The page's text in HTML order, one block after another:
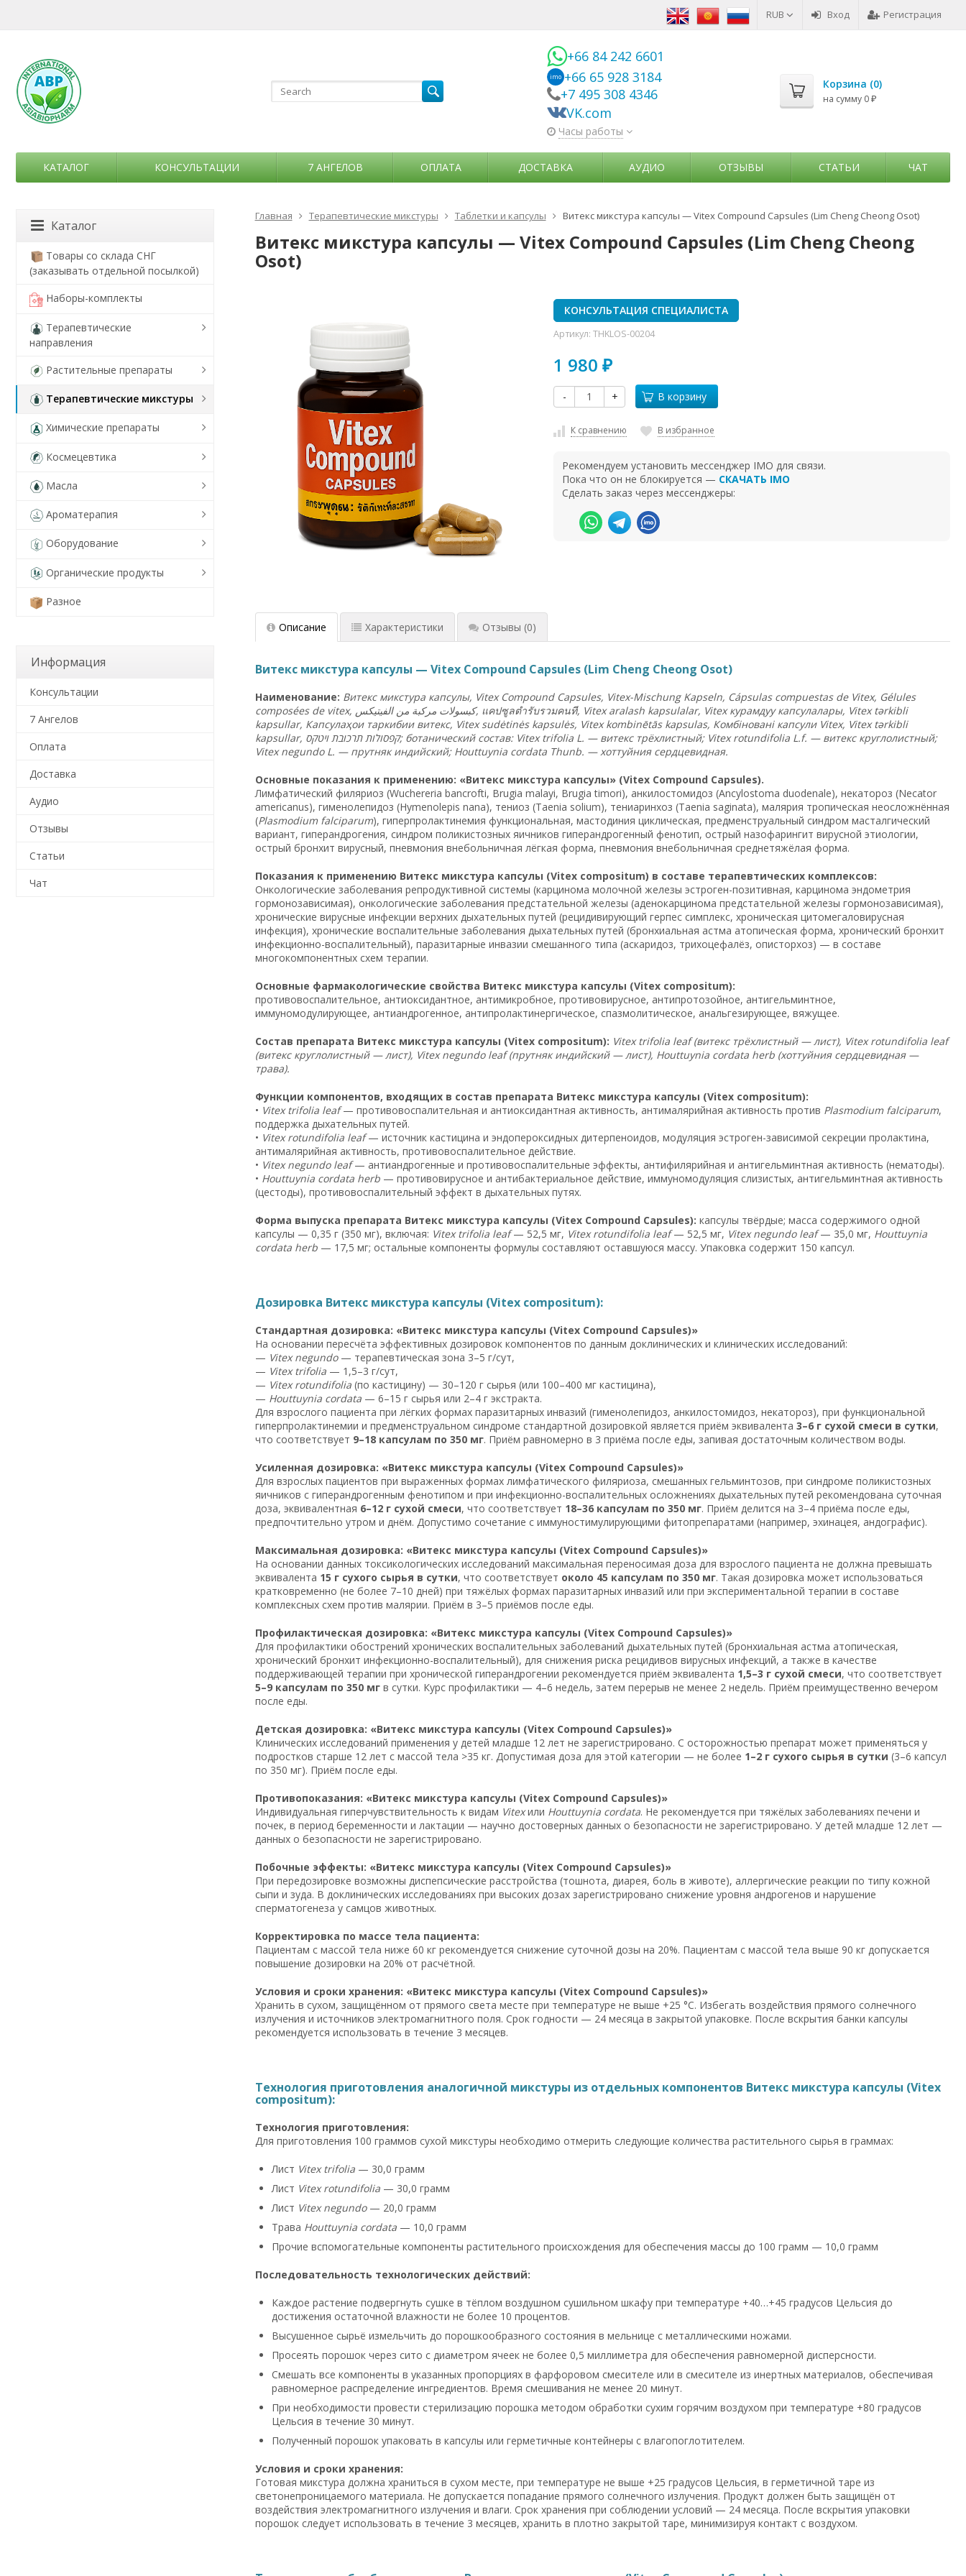
RUB Вход Регистрация
+66 84 242 6601
imo +66 65 928 3184
+7 495 308 4346
VK.com
Часы работы
Корзина (0)
на сумму 0 ₽
КАТАЛОГ КОНСУЛЬТАЦИИ 7 АНГЕЛОВ ОПЛАТА ДОСТАВКА АУДИО ОТЗЫВЫ СТАТЬИ ЧАТ
Главная Терапевтические микстуры Таблетки и капсулы Витекс микстура капсулы — Vitex Compound Capsules (Lim Cheng Cheong Osot)
Витекс микстура капсулы — Vitex Compound Capsules (Lim Cheng Cheong
Osot)
КОНСУЛЬТАЦИЯ СПЕЦИАЛИСТА
Артикул:THKLOS-00204
1 980₽
- + В корзину
К сравнению В избранное
Рекомендуем установить мессенджер IMO для связи.
Пока что он не блокируется — СКАЧАТЬ IMO
Сделать заказ через мессенджеры:
Описание Характеристики Отзывы (0)
Витекс микстура капсулы — Vitex Compound Capsules (Lim Cheng Cheong Osot)
Наименование: Витекс микстура капсулы, Vitex Compound Capsules, Vitex-Mischung Kapseln, Cápsulas compuestas de Vitex, Gélules
composées de vitex,
كبسولات مركبة من الفيتيكس , แคปซูลตำรับรวมคนที, Vitex aralash kapsulalar, Vitex курамдуу капсулалары, Vitex tərkibli
kapsullar, Капсулаҳои таркибии витекс, Vitex sudėtinės kapsulės, Vitex kombinētās kapsulas, Комбіновані капсули Vitex, Vitex tərkibli
kapsullar,
קפסולות תרכובת ויטקס
; ботанический состав: Vitex trifolia L. — витекс трёхлистный; Vitex rotundifolia L.f. — витекс круглолистный;
Vitex negundo L. — прутняк индийский; Houttuynia cordata Thunb. — хоттуйния сердцевидная.
Основные показания к применению: «Витекс микстура капсулы» (Vitex Compound Capsules).
Лимфатический филяриоз (Wuchereria bancrofti, Brugia malayi, Brugia timori), анкилостомидоз (Ancylostoma duodenale), некатороз (Necator
americanus), гименолепидоз (Hymenolepis nana), тениоз (Taenia solium), тениаринхоз (Taenia saginata), малярия тропическая неосложнённая
(Plasmodium falciparum), гиперпролактинемия функциональная, мастодиния циклическая, предменструальный синдром масталгический
вариант, гиперандрогения, синдром поликистозных яичников гиперандрогенный фенотип, острый назофарингит вирусной этиологии,
острый бронхит вирусный, пневмония внебольничная лёгкая форма, пневмония внебольничная среднетяжёлая форма.
Показания к применению Витекс микстура капсулы (Vitex compositum) в составе терапевтических комплексов:
Онкологические заболевания репродуктивной системы (карцинома молочной железы эстроген-позитивная, карцинома эндометрия
гормонозависимая), онкологические заболевания предстательной железы (аденокарцинома предстательной железы гормонозависимая),
хронические вирусные инфекции верхних дыхательных путей (рецидивирующий герпес симплекс, хроническая цитомегаловирусная
инфекция), хронические воспалительные заболевания дыхательных путей (бронхиальная астма атопическая форма, хронический бронхит
инфекционно-воспалительный), паразитарные инвазии смешанного типа (аскаридоз, трихоцефалёз, описторхоз) — в составе
многокомпонентных схем терапии.
Основные фармакологические свойства Витекс микстура капсулы (Vitex compositum):
противовоспалительное, антиоксидантное, антимикробное, противовирусное, антипротозойное, антигельминтное,
иммуномодулирующее, антиандрогенное, антипролактинергическое, спазмолитическое, анальгезирующее, вяжущее.
Состав препарата Витекс микстура капсулы (Vitex compositum): Vitex trifolia leaf (витекс трёхлистный — лист), Vitex rotundifolia leaf
(витекс круглолистный — лист), Vitex negundo leaf (прутняк индийский — лист), Houttuynia cordata herb (хоттуйния сердцевидная —
трава).
Функции компонентов, входящих в состав препарата Витекс микстура капсулы (Vitex compositum):
• Vitex trifolia leaf— противовоспалительная и антиоксидантная активность, антималярийная активность против Plasmodium falciparum,
поддержка дыхательных путей.
• Vitex rotundifolia leaf— источник кастицина и эндопероксидных дитерпеноидов, модуляция эстроген-зависимой секреции пролактина,
антималярийная активность, противовоспалительное действие.
• Vitex negundo leaf— антиандрогенные и противовоспалительные эффекты, антифилярийная и антигельминтная активность (нематоды).
• Houttuynia cordata herb— противовирусное и антибактериальное действие, иммуномодуляция слизистых, антигельминтная активность
(цестоды), противовоспалительный эффект в дыхательных путях.
Форма выпуска препарата Витекс микстура капсулы (Vitex Compound Capsules): капсулы твёрдые; масса содержимого одной
капсулы — 0,35 г (350 мг), включая: Vitex trifolia leaf— 52,5 мг, Vitex rotundifolia leaf— 52,5 мг, Vitex negundo leaf— 35,0 мг, Houttuynia
cordata herb— 17,5 мг; остальные компоненты формулы составляют оставшуюся массу. Упаковка содержит 150 капсул.
Дозировка Витекс микстура капсулы (Vitex compositum):
Стандартная дозировка: «Витекс микстура капсулы (Vitex Compound Capsules)»
На основании пересчёта эффективных дозировок компонентов по данным доклинических и клинических исследований:
— Vitex negundo— терапевтическая зона 3–5 г/сут,
— Vitex trifolia— 1,5–3 г/сут,
— Vitex rotundifolia(по кастицину) — 30–120 г сырья (или 100–400 мг кастицина),
— Houttuynia cordata— 6–15 г сырья или 2–4 г экстракта.
Для взрослого пациента при лёгких формах паразитарных инвазий (гименолепидоз, анкилостомидоз, некатороз), при функциональной
гиперпролактинемии и предменструальном синдроме стандартной дозировкой является приём эквивалента 3–6 г сухой смеси в сутки,
что соответствует 9–18 капсулам по 350 мг. Приём равномерно в 3 приёма после еды, запивая достаточным количеством воды.
Усиленная дозировка: «Витекс микстура капсулы (Vitex Compound Capsules)»
Для взрослых пациентов при выраженных формах лимфатического филяриоза, смешанных гельминтозов, при синдроме поликистозных
яичников с гиперандрогенным фенотипом и при инфекционно-воспалительных осложнениях дыхательных путей рекомендована суточная
доза, эквивалентная 6–12 г сухой смеси, что соответствует 18–36 капсулам по 350 мг. Приём делится на 3–4 приёма после еды,
предпочтительно утром и днём. Допустимо сочетание с иммуностимулирующими фитопрепаратами (например, эхинацея, андографис).
Максимальная дозировка: «Витекс микстура капсулы (Vitex Compound Capsules)»
На основании данных токсикологических исследований максимальная переносимая доза для взрослого пациента не должна превышать
эквивалента 15 г сухого сырья в сутки, что соответствует около 45 капсулам по 350 мг. Такая дозировка может использоваться
кратковременно (не более 7–10 дней) при тяжёлых формах паразитарных инвазий или при экспериментальной терапии в составе
комплексных схем против малярии. Приём в 3–5 приёмов после еды.
Профилактическая дозировка: «Витекс микстура капсулы (Vitex Compound Capsules)»
Для профилактики обострений хронических воспалительных заболеваний дыхательных путей (бронхиальная астма атопическая,
хронический бронхит инфекционно-воспалительный), для снижения риска рецидивов вирусных инфекций, а также в качестве
поддерживающей терапии при хронической гиперандрогении рекомендуется приём эквивалента 1,5–3 г сухой смеси, что соответствует
5–9 капсулам по 350 мгв сутки. Курс профилактики — 4–6 недель, затем перерыв не менее 2 недель. Приём преимущественно вечером
после еды.
Детская дозировка: «Витекс микстура капсулы (Vitex Compound Capsules)»
Клинических исследований применения у детей младше 12 лет не зарегистрировано. С осторожностью препарат может применяться у
подростков старше 12 лет с массой тела >35 кг. Допустимая доза для этой категории — не более 1–2 г сухого сырья в сутки (3–6 капсул
по 350 мг). Приём после еды.
Противопоказания: «Витекс микстура капсулы (Vitex Compound Capsules)»
Индивидуальная гиперчувствительность к видам Vitexили Houttuynia cordata. Не рекомендуется при тяжёлых заболеваниях печени и
почек, в период беременности и лактации — научно достоверных данных о безопасности не зарегистрировано. У детей младше 12 лет —
данных о безопасности не зарегистрировано.
Побочные эффекты: «Витекс микстура капсулы (Vitex Compound Capsules)»
При передозировке возможны диспепсические расстройства (тошнота, диарея, боль в животе), аллергические реакции по типу кожной
сыпи и зуда. В доклинических исследованиях при высоких дозах зарегистрировано снижение уровня андрогенов и нарушение
сперматогенеза у самцов животных.
Корректировка по массе тела пациента:
Пациентам с массой тела ниже 60 кг рекомендуется снижение суточной дозы на 20%. Пациентам с массой тела выше 90 кг допускается
повышение дозировки на 20% от расчётной.
Условия и сроки хранения: «Витекс микстура капсулы (Vitex Compound Capsules)»
Хранить в сухом, защищённом от прямого света месте при температуре не выше +25 °C. Избегать воздействия прямого солнечного
излучения и источников электромагнитного поля. Срок годности — 24 месяца в закрытой упаковке. После вскрытия банки капсулы
рекомендуется использовать в течение 3 месяцев.
Технология приготовления аналогичной микстуры из отдельных компонентов Витекс микстура капсулы (Vitex
compositum):
Технология приготовления:
Для приготовления 100 граммов сухой микстуры необходимо отмерить следующие количества растительного сырья в граммах:
Лист Vitex trifolia— 30,0 грамм
Лист Vitex rotundifolia— 30,0 грамм
Лист Vitex negundo— 20,0 грамм
Трава Houttuynia cordata— 10,0 грамм
Прочие вспомогательные компоненты растительного происхождения для обеспечения массы до 100 грамм — 10,0 грамм
Последовательность технологических действий:
Каждое растение подвергнуть сушке в тёплом воздушном сушильном шкафу при температуре +40…+45 градусов Цельсия до
достижения остаточной влажности не более 10 процентов.
Высушенное сырьё измельчить до порошкообразного состояния в мельнице с металлическими ножами.
Просеять порошок через сито с диаметром ячеек не более 0,5 миллиметра для обеспечения равномерной дисперсности.
Смешать все компоненты в указанных пропорциях в фарфоровом смесителе или в смесителе из инертных материалов, обеспечивая
равномерное распределение ингредиентов. Время смешивания не менее 20 минут.
При необходимости провести стерилизацию порошка методом обработки сухим горячим воздухом при температуре +80 градусов
Цельсия в течение 30 минут.
Полученный порошок упаковать в капсулы или герметичные контейнеры с влагопоглотителем.
Условия и сроки хранения:
Готовая микстура должна храниться в сухом месте, при температуре не выше +25 градусов Цельсия, в герметичной таре из
светонепроницаемого материала. Не допускается попадание прямого солнечного излучения. Продукт должен быть защищён от
воздействия электромагнитного излучения и влаги. Срок хранения при соблюдении условий — 24 месяца. После вскрытия упаковки
порошок следует использовать в течение 3 месяцев, хранить в плотно закрытой таре, минимизируя контакт с воздухом.
Каталог
Товары со склада СНГ
(заказывать отдельной посылкой)
Наборы-комплекты
Терапевтические
направления
Растительные препараты
Терапевтические микстуры
Химические препараты
Космецевтика
Масла
Ароматерапия
Оборудование
Органические продукты
Разное
Информация
Консультации
7 Ангелов
Оплата
Доставка
Аудио
Отзывы
Статьи
Чат